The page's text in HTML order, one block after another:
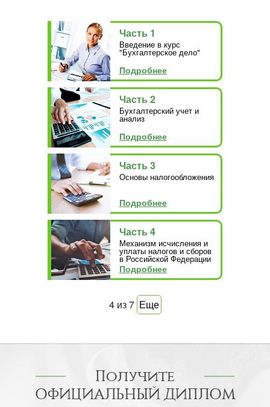
Часть 1
Введение в курс
"Бухгалтерское дело"
Подробнее
Часть 2
Бухгалтерский учет и
анализ
Подробнее
Часть 3
Основы налогообложения
Подробнее
Часть 4
Механизм исчисления и
уплаты налогов и сборов
в Российской Федерации
Подробнее
4из7 Еще
Получите
ОФИЦИАЛЬНЫЙ ДИПЛОМ